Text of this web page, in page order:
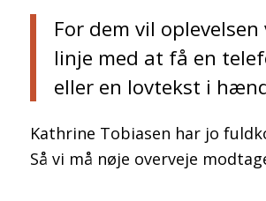
For dem vil
linje med at få en
eller en lovtekst i
Kathrine Tobiasen har jo
Så vi må nøje overveje